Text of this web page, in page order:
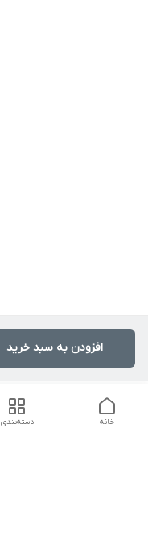
افزودن به سبد خرید
دسته‌بندی خانه